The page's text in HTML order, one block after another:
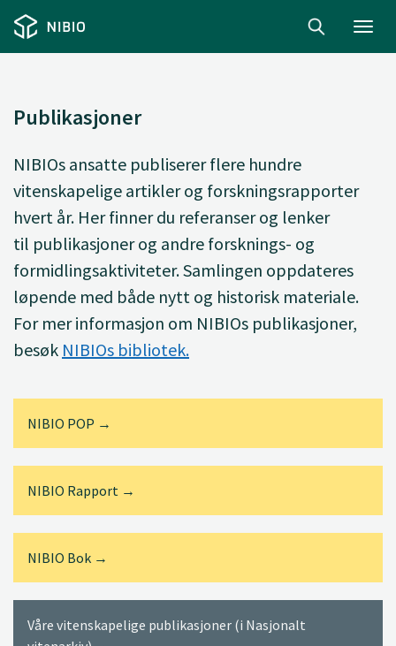
Publikasjoner
NIBIOs ansatte publisererflere hundre
vitenskapelige artikler og forskningsrapporter
hvert år. Her finner du referanser og lenker
til publikasjoner og andre forsknings- og
formidlingsaktiviteter. Samlingen oppdateres
løpende med både nytt og historisk materiale.
For mer informasjon om NIBIOs publikasjoner,
besøk NIBIOs bibliotek.
NIBIO POP →
NIBIO Rapport →
NIBIO Bok →
Våre vitenskapelige publikasjoner (i Nasjonalt